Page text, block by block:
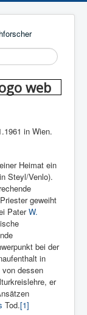
in Wien.
Heimat ein
Steyl/Venlo).
geweiht
PaterW.
bei der
in
von dessen
er
Tod.[1]